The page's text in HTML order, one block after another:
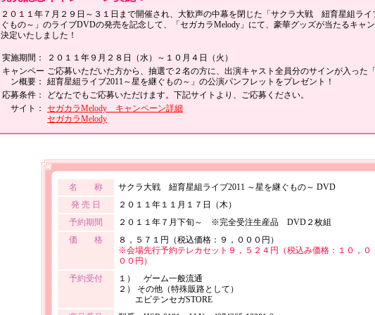
２０１１年７月２９日～３１日まで開催され、大歓声の中幕を閉じた「サクラ大戦 紐育星組ライ
ぐもの～」のライブDVDの発売を記念して、「セガカラMelody」にて、豪華グッズが当たるキャ
決定いたしました！
実施期間：
２０１１年９月２８日（水）～１０月４日（火）
キャンペー
ン概要：
ご応募いただいた方から、抽選で２名の方に、出演キャスト全員分のサインが入っ
紐育星組ライブ2011～星を継ぐもの～」の公演パンフレットをプレゼント！
応募条件：
どなたでもご応募いただけます。下記サイトより、ご応募ください。
サイト：
セガカラMelody キャンペーン詳細
セガカラMelody
名 称
サクラ大戦 紐育星組ライブ2011 ～星を継ぐもの～ DVD
発 売 日
２０１１年１１月１７日（木）
予約期間
２０１１年７月下旬～ ※完全受注生産品 DVD２枚組
価 格
８，５７１円（税込価格：９，０００円）
※会場先行予約テレカセット９，５２４円（税込み価格：１０，０
００円）
予約受付
１） ゲーム一般流通
２） その他（特殊販路として）
エビテンセガSTORE